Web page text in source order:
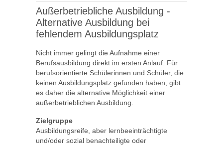
Außerbetriebliche Ausbildung -
Alternative Ausbildung bei
fehlendem Ausbildungsplatz
Nicht immer gelingt die Aufnahme einer
Berufsausbildung direkt im ersten Anlauf. Für
berufsorientierte Schülerinnen und Schüler, die
keinen Ausbildungsplatz gefunden haben, gibt
es daher die alternative Möglichkeit einer
außerbetrieblichen Ausbildung.
Zielgruppe
Ausbildungsreife, aber lernbeeinträchtigte
und/oder sozial benachteiligte oder